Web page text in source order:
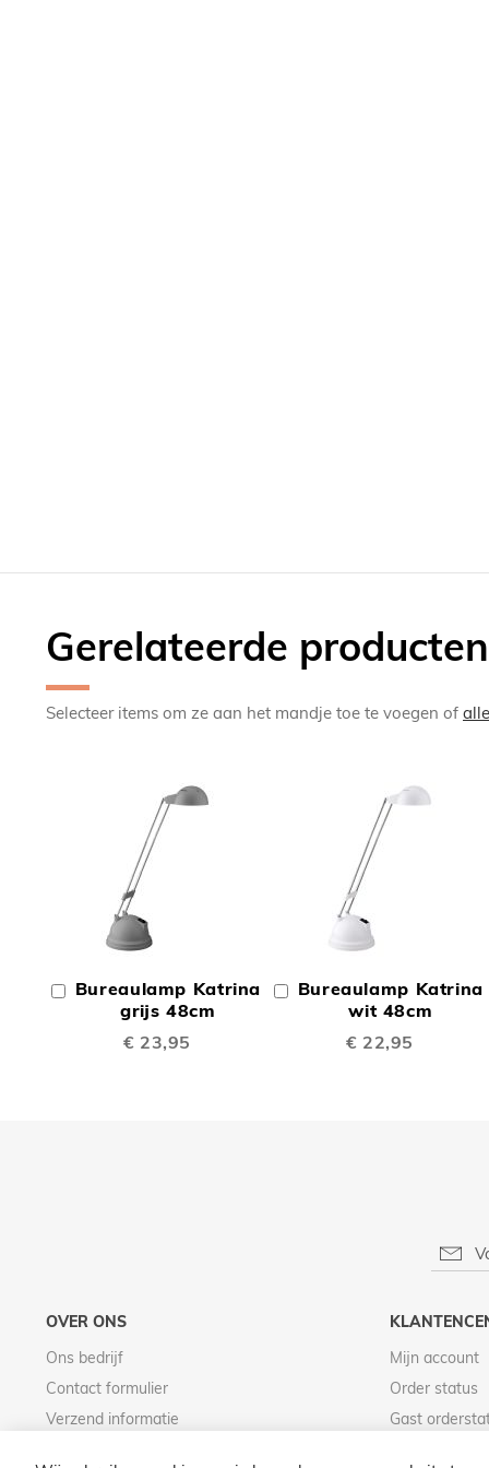
Gerelateerde producten
Selecteer items om ze aan het mandje toe te voegen of
Bureaulamp Katrina
grijs 48cm
€ 23,95
In
Winkelwagen
Bureaulamp Katrina
wit 48cm
€ 22,95
In
Winkelwagen
OVER ONS
Ons bedrijf
Contact formulier
Verzend informatie
Mijn account
Order status
Gast